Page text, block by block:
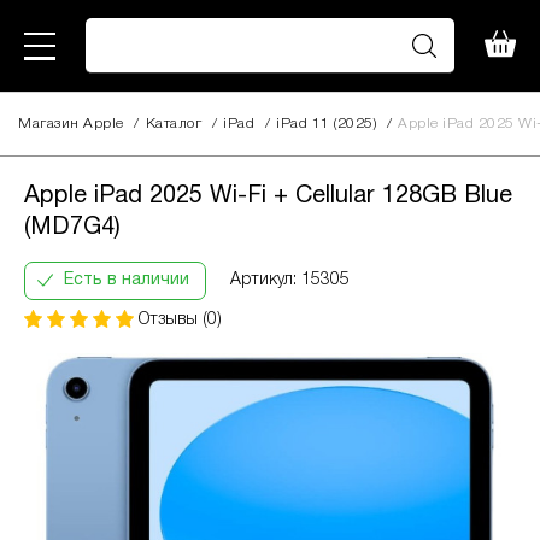
Магазин Apple / Каталог / iPad / iPad 11 (2025) / Apple iPad 2025
Apple iPad 2025 Wi-Fi + Cellular 128GB Blue
(MD7G4)
Есть в наличии Артикул: 15305
Отзывы (0)
Оплата
частинами
6
8803
За допомогою ПриватБанку ви маєте змогу
придбати товар в розстрочку одним з двох
способів.
Спосіб кредиту 1 – комісія банку складає
2.9 % на місяць від суми.